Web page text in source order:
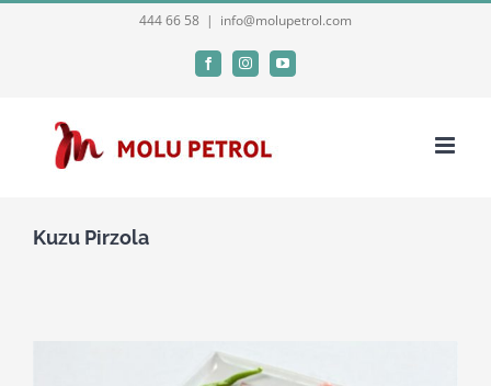
444 66 58 | info@molupetrol.com
FacebookInstagramYouTube
Kuzu Pirzola